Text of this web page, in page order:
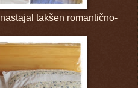
takšen romantično-